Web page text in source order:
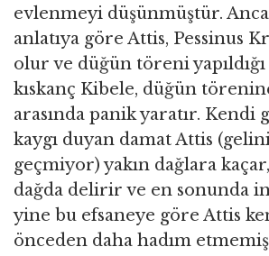
evlenmeyi düşünmüştür.
anlatıya göre Attis, Pessinus
olur ve düğün töreni
kıskanç Kibele, düğün
arasında panik yaratır. Kendi
kaygı duyan damat Attis
geçmiyor) yakın dağlara
dağda delirir ve en sonunda
yine bu efsaneye göre Attis
önceden daha hadım